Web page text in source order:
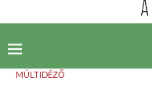
MÚLTIDÉZŐ